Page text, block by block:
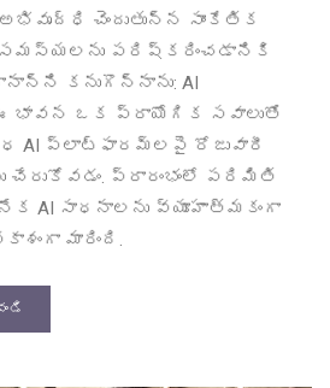
చెందుతున్న సాంకేతిక
పరిష్కరించడానికి
కనుగొన్నాను: AI
భావన ఒక ప్రాయోగిక సవాలుతో
AI ప్లాట్‌ఫారమ్‌లపై రోజువారీ
ప్రారంభంలో పరిమితి
AI సాధనాలను వ్యూహాత్మకంగా
మారింది.